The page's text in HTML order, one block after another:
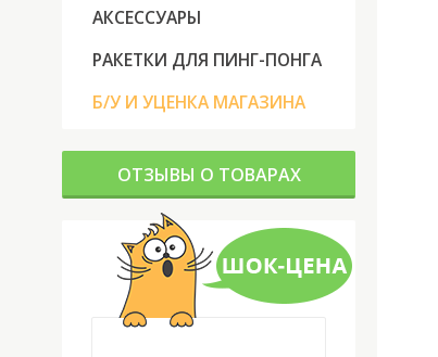
АКСЕССУАРЫ
РАКЕТКИ ДЛЯ ПИНГ-ПОНГА
Б/У И УЦЕНКА МАГАЗИНА
ОТЗЫВЫ О ТОВАРАХ